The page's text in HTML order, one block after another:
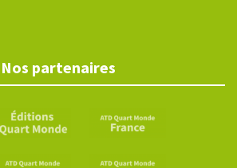
Nos partenaires